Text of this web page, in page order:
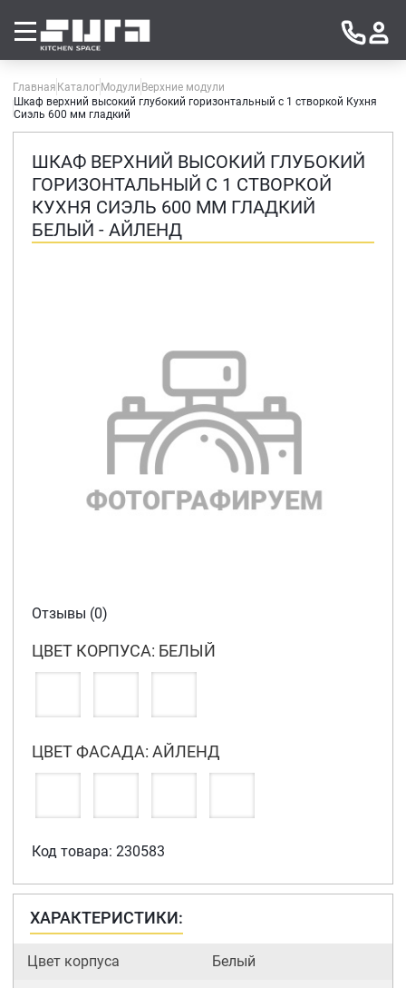
Главная КаталогМодули Верхние модули
Шкаф верхний высокий глубокий горизонтальный с 1 створкой Кухня
Сиэль 600 мм гладкий
ШКАФ ВЕРХНИЙ ВЫСОКИЙ ГЛУБОКИЙ
ГОРИЗОНТАЛЬНЫЙ С 1 СТВОРКОЙ
КУХНЯ СИЭЛЬ 600 ММ ГЛАДКИЙ
БЕЛЫЙ - АЙЛЕНД
Отзывы (0)
ЦВЕТ КОРПУСА: БЕЛЫЙ
ЦВЕТ ФАСАДА: АЙЛЕНД
Код товара: 230583
ХАРАКТЕРИСТИКИ:
Цвет корпуса Белый